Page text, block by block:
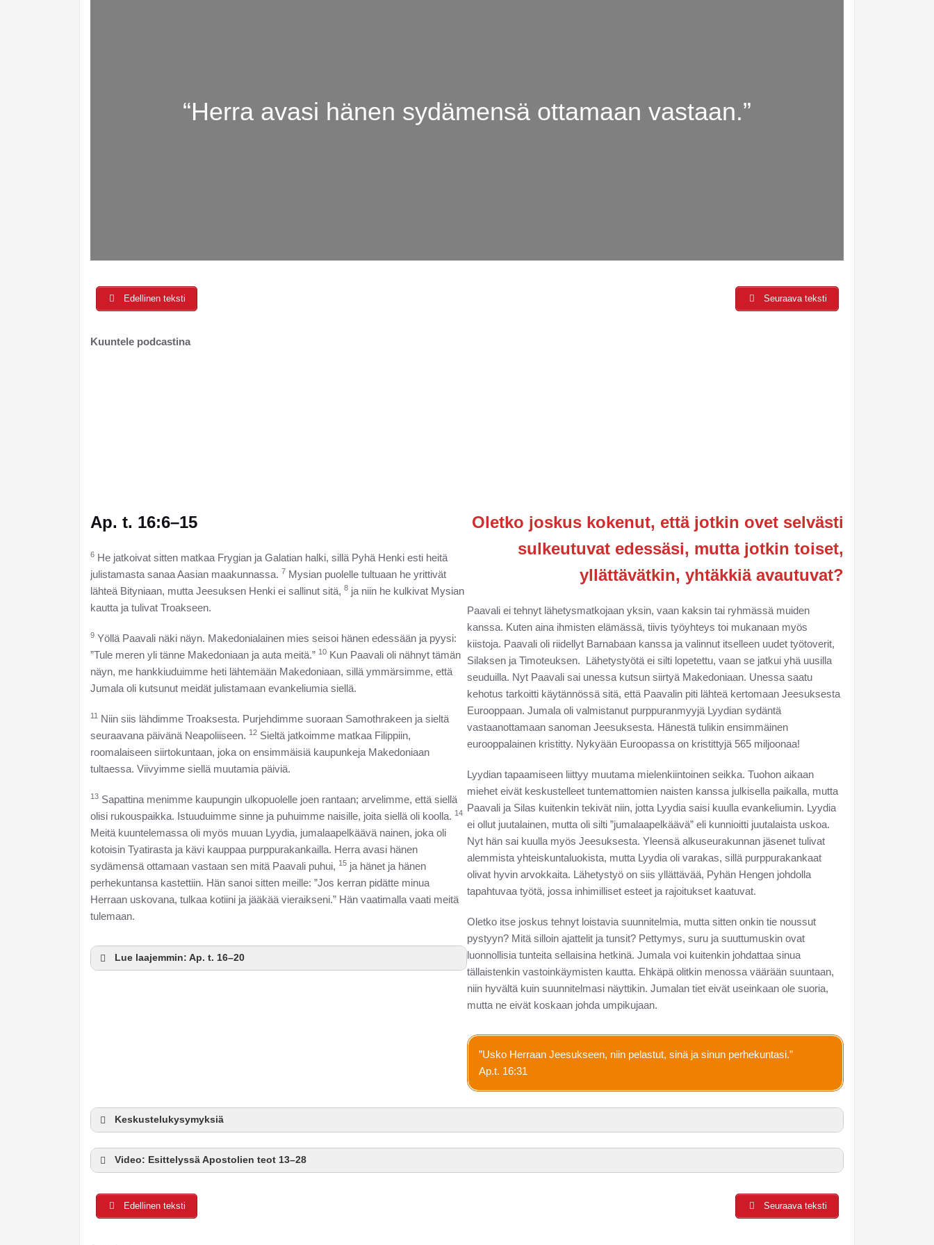
“Herra avasi hänen sydämensä ottamaan vastaan.”
Edellinen teksti Seuraava teksti
Kuuntele podcastina
Ap. t. 16:6–15
6 He jatkoivat sitten matkaa Frygian ja Galatian halki, sillä Pyhä Henki esti heitä
julistamasta sanaa Aasian maakunnassa. 7 Mysian puolelle tultuaan he yrittivät
lähteä Bityniaan, mutta Jeesuksen Henki ei sallinut sitä, 8 ja niin he kulkivat Mysian
kautta ja tulivat Troakseen.
9 Yöllä Paavali näki näyn. Makedonialainen mies seisoi hänen edessään ja pyysi:
”Tule meren yli tänne Makedoniaan ja auta meitä.” 10 Kun Paavali oli nähnyt tämän
näyn, me hankkiuduimme heti lähtemään Makedoniaan, sillä ymmärsimme, että
Jumala oli kutsunut meidät julistamaan evankeliumia siellä.
11
Niin siis lähdimme Troaksesta. Purjehdimme suoraan Samothrakeen ja sieltä
seuraavana päivänä Neapoliiseen. 12 Sieltä jatkoimme matkaa Filippiin,
roomalaiseen siirtokuntaan, joka on ensimmäisiä kaupunkeja Makedoniaan
tultaessa. Viivyimme siellä muutamia päiviä.
13 Sapattina menimme kaupungin ulkopuolelle joen rantaan; arvelimme, että siellä
olisi rukouspaikka. Istuuduimme sinne ja puhuimme naisille, joita siellä oli koolla. 14
Meitä kuuntelemassa oli myös muuan Lyydia, jumalaapelkäävä nainen, joka oli
kotoisin Tyatirasta ja kävi kauppaa purppurakankailla. Herra avasi hänen
sydämensä ottamaan vastaan sen mitä Paavali puhui, 15 ja hänet ja hänen
perhekuntansa kastettiin. Hän sanoi sitten meille: ”Jos kerran pidätte minua
Herraan uskovana, tulkaa kotiini ja jääkää vieraikseni.” Hän vaatimalla vaati meitä
tulemaan.
Lue laajemmin: Ap. t. 16–20
Oletko joskus kokenut, että jotkin ovet selvästi
sulkeutuvat edessäsi, mutta jotkin toiset,
yllättävätkin, yhtäkkiä avautuvat?
Paavali ei tehnyt lähetysmatkojaan yksin, vaan kaksin tai ryhmässä muiden
kanssa. Kuten aina ihmisten elämässä, tiivis työyhteys toi mukanaan myös
kiistoja. Paavali oli riidellyt Barnabaan kanssa ja valinnut itselleen uudet työtoverit,
Silaksen ja Timoteuksen. Lähetystyötä ei silti lopetettu, vaan se jatkui yhä uusilla
seuduilla. Nyt Paavali sai unessa kutsun siirtyä Makedoniaan. Unessa saatu
kehotus tarkoitti käytännössä sitä, että Paavalin piti lähteä kertomaan Jeesuksesta
Eurooppaan. Jumala oli valmistanut purppuranmyyjä Lyydian sydäntä
vastaanottamaan sanoman Jeesuksesta. Hänestä tulikin ensimmäinen
eurooppalainen kristitty. Nykyään Euroopassa on kristittyjä 565 miljoonaa!
Lyydian tapaamiseen liittyy muutama mielenkiintoinen seikka. Tuohon aikaan
miehet eivät keskustelleet tuntemattomien naisten kanssa julkisella paikalla, mutta
Paavali ja Silas kuitenkin tekivät niin, jotta Lyydia saisi kuulla evankeliumin. Lyydia
ei ollut juutalainen, mutta oli silti ”jumalaapelkäävä” eli kunnioitti juutalaista uskoa.
Nyt hän sai kuulla myös Jeesuksesta. Yleensä alkuseurakunnan jäsenet tulivat
alemmista yhteiskuntaluokista, mutta Lyydia oli varakas, sillä purppurakankaat
olivat hyvin arvokkaita. Lähetystyö on siis yllättävää, Pyhän Hengen johdolla
tapahtuvaa työtä, jossa inhimilliset esteet ja rajoitukset kaatuvat.
Oletko itse joskus tehnyt loistavia suunnitelmia, mutta sitten onkin tie noussut
pystyyn? Mitä silloin ajattelit ja tunsit? Pettymys, suru ja suuttumuskin ovat
luonnollisia tunteita sellaisina hetkinä. Jumala voi kuitenkin johdattaa sinua
tällaistenkin vastoinkäymisten kautta. Ehkäpä olitkin menossa väärään suuntaan,
niin hyvältä kuin suunnitelmasi näyttikin. Jumalan tiet eivät useinkaan ole suoria,
mutta ne eivät koskaan johda umpikujaan.
”Usko Herraan Jeesukseen, niin pelastut, sinä ja sinun perhekuntasi.”
Ap.t. 16:31
Keskustelukysymyksiä
Video: Esittelyssä Apostolien teot 13–28
Edellinen teksti Seuraava teksti